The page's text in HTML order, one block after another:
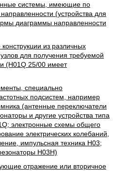
системы, имеющие по
(устройства для
диаграммы направленности
из различных
для получения требуемой
(H01Q 25/00 имеет
специально
подсистем, например
(антенные переключатели
и другие устройства типа
электронные схемы общего
электрических колебаний,
импульсная техника H03;
H03H)
отражение или вторичное